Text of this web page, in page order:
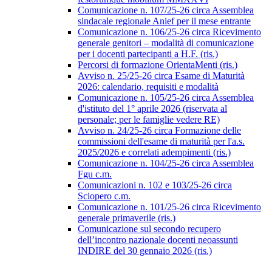
Comunicazione n. 107/25-26 circa Assemblea
sindacale regionale Anief per il mese entrante
Comunicazione n. 106/25-26 circa Ricevimento
generale genitori – modalità di comunicazione
per i docenti partecipanti a H.F. (ris.)
Percorsi di formazione OrientaMenti (ris.)
Avviso n. 25/25-26 circa Esame di Maturità
2026: calendario, requisiti e modalità
Comunicazione n. 105/25-26 circa Assemblea
d'istituto del 1° aprile 2026 (riservata al
personale; per le famiglie vedere RE)
Avviso n. 24/25-26 circa Formazione delle
commissioni dell'esame di maturità per l'a.s.
2025/2026 e correlati adempimenti (ris.)
Comunicazione n. 104/25-26 circa Assemblea
Fgu c.m.
Comunicazioni n. 102 e 103/25-26 circa
Sciopero c.m.
Comunicazione n. 101/25-26 circa Ricevimento
generale primaverile (ris.)
Comunicazione sul secondo recupero
dell’incontro nazionale docenti neoassunti
INDIRE del 30 gennaio 2026 (ris.)